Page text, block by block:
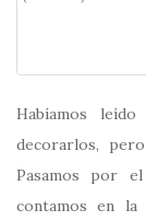
Habíamos
decorarlos,
Pasamos por
contamos en